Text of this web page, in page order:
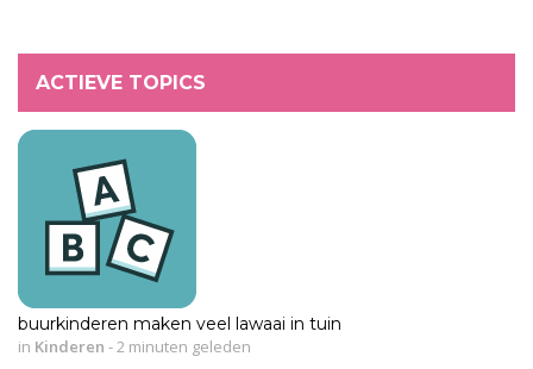
ACTIEVE TOPICS
buurkinderen maken veel lawaai in tuin
in Kinderen - 2 minuten geleden